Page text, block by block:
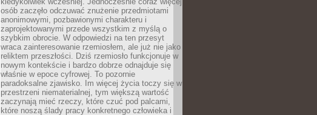
osób zaczęło odczuwać znużenie przedmiotami
anonimowymi, pozbawionymi charakteru i
zaprojektowanymi przede wszystkim z myślą o
szybkim obrocie. W odpowiedzi na ten przesyt
wraca zainteresowanie rzemiosłem, ale już nie jako
reliktem przeszłości. Dziś rzemiosło funkcjonuje w
nowym kontekście i bardzo dobrze odnajduje się
właśnie w epoce cyfrowej. To pozornie
paradoksalne zjawisko. Im więcej życia toczy się w
przestrzeni niematerialnej, tym większą wartość
zaczynają mieć rzeczy, które czuć pod palcami,
które noszą ślady pracy konkretnego człowieka i